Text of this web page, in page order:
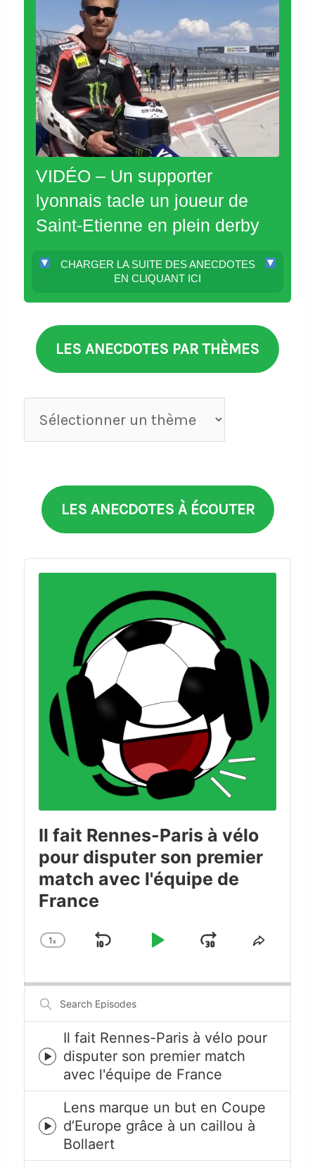
VIDÉO – Un supporter
lyonnais tacle un joueur de
Saint-Etienne en plein derby
CHARGER LA SUITE DES ANECDOTES
EN CLIQUANT ICI
LES ANECDOTES PAR THÈMES
Anecdotes
par
LES ANECDOTES À ÉCOUTER
Audio
Player
Il fait Rennes-Paris à vélo
pour disputer son premier
match avec l'équipe de
France
Change
1x
Skip
Play
JumpShare
Search
Episodes
Episode
play
icon
Il fait Rennes-Paris à vélo pour
disputer son premier match
avec l'équipe de France
Episode
play
icon
Lens marque un but en Coupe
d’Europe grâce à un caillou à
Bollaert